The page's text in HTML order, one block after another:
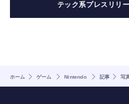
テック系プレスリリ
ホーム ゲーム Nintendo 記事 写